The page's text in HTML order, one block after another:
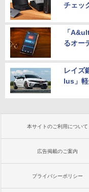
チェッ
「
るオー
レイズ
lus」
本サイトのご利用について
広告掲載のご案内
プライバシーポリシー